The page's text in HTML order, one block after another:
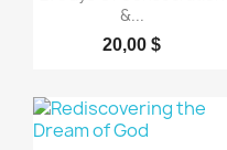
&...
20,00 $